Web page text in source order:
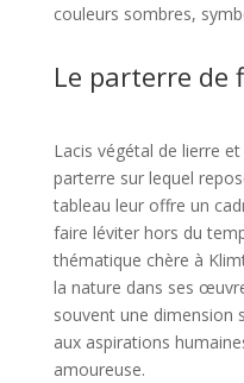
couleurs sombres,
Le parterre de
Lacis végétal de lierre
parterre sur lequel
tableau leur offre un
faire léviter hors du
thématique chère à
la nature dans ses
souvent une dimension
aux aspirations
amoureuse.